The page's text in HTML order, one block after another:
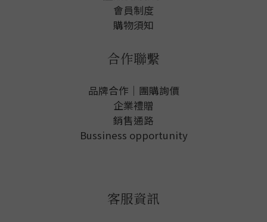
會員制度
購物須知
合作聯繫
品牌合作｜團購詢價
企業禮贈
銷售通路
Bussiness opportunity
客服資訊